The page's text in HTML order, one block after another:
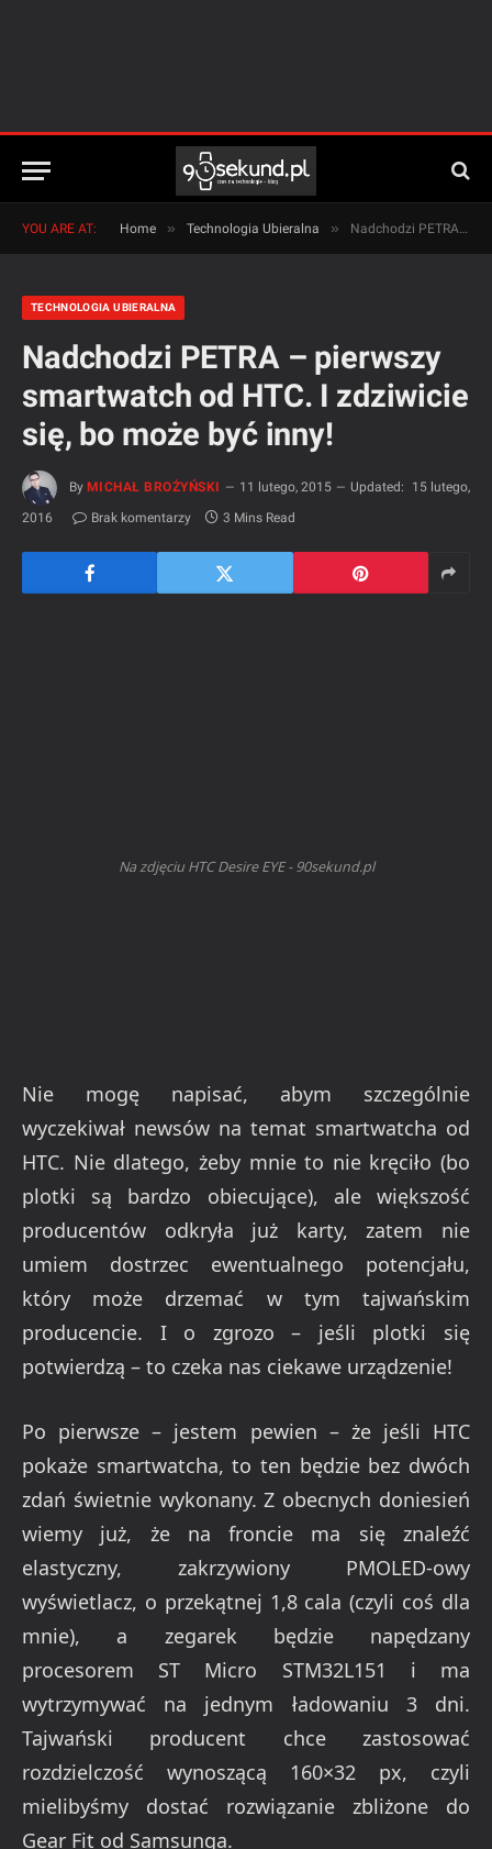
YOU ARE AT: Home » Technologia Ubieralna » Nadchodzi PETRA – pierwszy smartwatch od HTC. I zdziwicie się, bo może być inny!
TECHNOLOGIA UBIERALNA
Nadchodzi PETRA – pierwszy
smartwatch od HTC. I zdziwicie
się, bo może być inny!
By MICHAŁ BROŻYŃSKI 11 lutego, 2015 Updated:
15 lutego,
2016
Brak komentarzy 3 Mins Read
Na zdjęciu HTC Desire EYE - 90sekund.pl
Nie mogę napisać, abym szczególnie
wyczekiwał newsów na temat smartwatcha od
HTC. Nie dlatego, żeby mnie to nie kręciło (bo
plotki są bardzo obiecujące), ale większość
producentów odkryła już karty, zatem nie
umiem dostrzec ewentualnego potencjału,
który może drzemać w tym tajwańskim
producencie. I o zgrozo – jeśli plotki się
potwierdzą – to czeka nas ciekawe urządzenie!
Po pierwsze – jestem pewien – że jeśli HTC
pokaże smartwatcha, to ten będzie bez dwóch
zdań świetnie wykonany. Z obecnych doniesień
wiemy już, że na froncie ma się znaleźć
elastyczny, zakrzywiony PMOLED-owy
wyświetlacz, o przekątnej 1,8 cala (czyli coś dla
mnie), a zegarek będzie napędzany
procesorem ST Micro STM32L151 i ma
wytrzymywać na jednym ładowaniu 3 dni.
Tajwański producent chce zastosować
rozdzielczość wynoszącą 160×32 px, czyli
mielibyśmy dostać rozwiązanie zbliżone do
Gear Fit od Samsunga.